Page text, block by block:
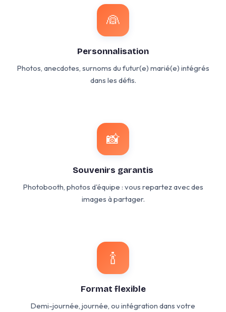
👰
Personnalisation
Photos, anecdotes, surnoms du futur(e) marié(e) intégrés
dans les défis.
📸
Souvenirs garantis
Photobooth, photos d'équipe : vous repartez avec des
images à partager.
🍾
Format flexible
Demi-journée, journée, ou intégration dans votre